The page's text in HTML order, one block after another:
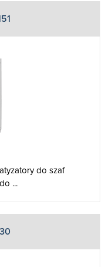
do szaf
...